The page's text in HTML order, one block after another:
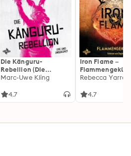
Die Känguru-
Rebellion (Die
Känguru-Werke 5)
Marc-Uwe Kling
4.7
Iron Flame –
heißersehnte
Rebecca Yarros
4.7